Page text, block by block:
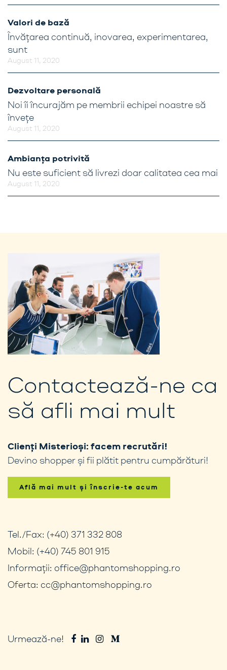
Valori de bază
August 11, 2020
Învățarea continuă, inovarea, experimentarea,
sunt
Dezvoltare personală
August 11, 2020
Noi îi încurajăm pe membrii echipei noastre să
învețe
Ambianța potrivită
August 11, 2020
Nu este suficient să livrezi doar calitatea cea mai
Contactează-ne ca
să afli mai mult
Clienți Misterioși: facem recrutări!
Devino shopper și fii plătit pentru cumpărături!
Află mai mult și înscrie-te acum
Tel./Fax: (+40) 371 332 808
Mobil: (+40) 745 801 915
Informații: office@phantomshopping.ro
Oferta: cc@phantomshopping.ro
Urmează-ne!